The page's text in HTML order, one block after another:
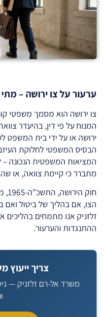
ערעור על צו ירושה – מתי
צו ירושה הוא מסמך משפטי
המנוח על פי דין, בהיעדר
ירושה או על ידי בית המשפט
הבסיס המשפטי לחלוקת
המציאות המשפטית הנכונה –
מתברר כי קיימת צוואה, או
הצו, אם בהליך של ביטול
זלזניק אנו מתמחים בהליכים
ההתנגדות והערעור.
צריך ייעוץ
משרד אל-רם זלזניק —